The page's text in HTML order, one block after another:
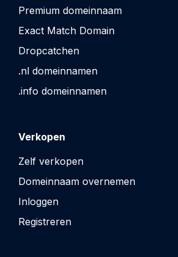
Premium domeinnaam
Exact Match Domain
Dropcatchen
.nl domeinnamen
.info domeinnamen
Verkopen
Zelf verkopen
Domeinnaam overnemen
Inloggen
Registreren